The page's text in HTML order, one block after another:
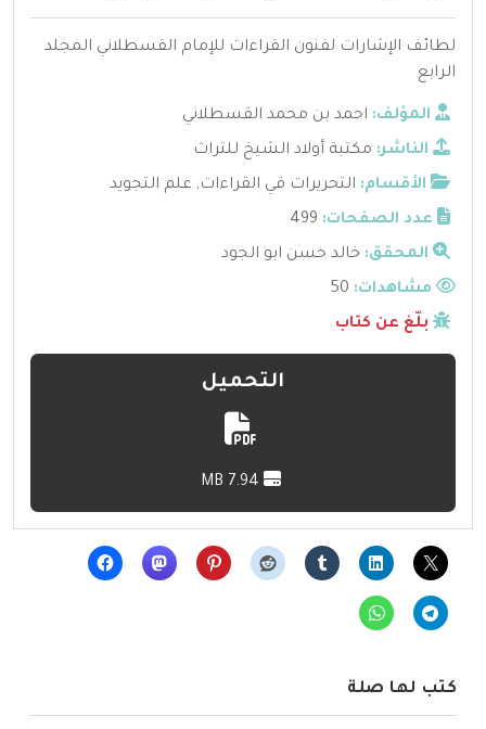
لطائف الإشارات لفنون القراءات للإمام القسطلاني المجلد
الرابع
المؤلف: احمد بن محمد القسطلاني
الناشر: مكتبة أولاد الشيخ للتراث
الأقسام: التحريرات في القراءات, علم التجويد
عدد الصفحات: 499
المحقق: خالد حسن ابو الجود
مشاهدات:
بلّغ عن كتاب
التحميل
كتب لها صلة